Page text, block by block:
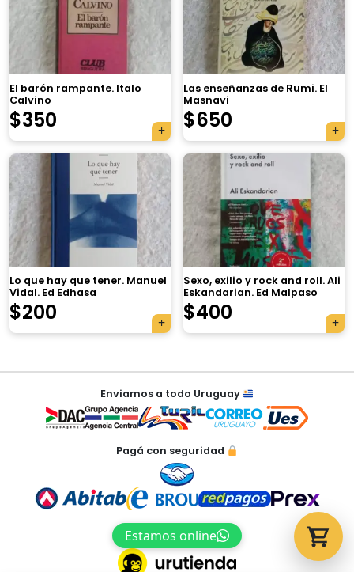
El barón rampante. Italo
Calvino
$350
Las enseñanzas de Rumi. El
Masnavi
$650
Lo que hay que tener. Manuel
Vidal. Ed Edhasa
$200
Sexo, exilio y rock and roll. Ali
Eskandarian. Ed Malpaso
$400
Navegación
entradas
Enviamos a todo Uruguay
Pagá con seguridad
Estamos online
×
Tu carrito está vacío.
Agregá un producto y aparecerá acá
automáticamente.